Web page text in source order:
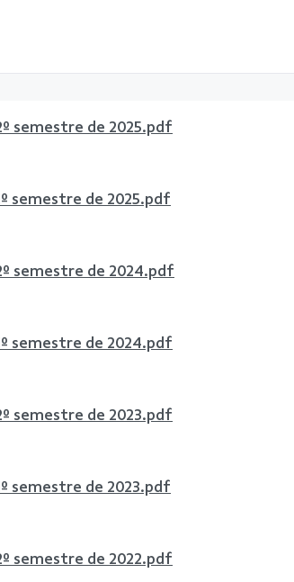
semestre de 2025.pdf
semestre de 2025.pdf
semestre de 2024.pdf
semestre de 2024.pdf
semestre de 2023.pdf
semestre de 2023.pdf
semestre de 2022.pdf